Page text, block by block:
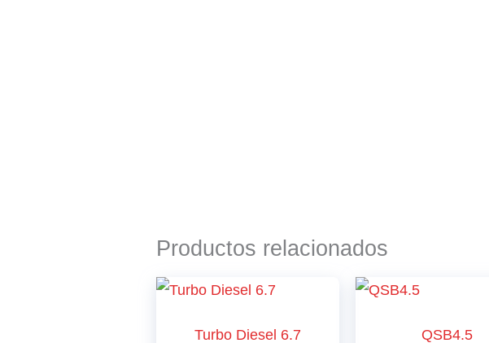
Productos relacionados
Turbo Diesel 6.7 QSB4.5